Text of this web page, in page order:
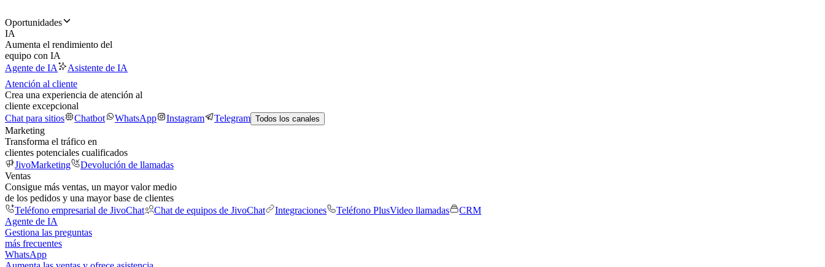
Oportunidades
IA
Aumenta el rendimiento del
equipo con IA
Agente de IA
Asistente de IA
Atención al cliente
Crea una experiencia de atención al
cliente excepcional
Chat para sitios
Chatbot WhatsApp Instagram Telegram Todos los canales
Marketing
Transforma el tráfico en
clientes potenciales cualificados
JivoMarketing
Devolución de llamadas
Ventas
Consigue más ventas, un mayor valor medio
de los pedidos y una mayor base de clientes
Teléfono empresarial de JivoChat
Chat de equipos de JivoChat Integraciones Teléfono PlusVideo llamadas
CRM
Agente de IA
Gestiona las preguntas
más frecuentes
WhatsApp